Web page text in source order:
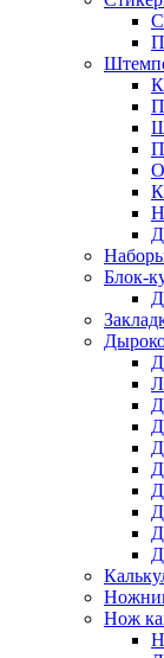
Блок-
Нож